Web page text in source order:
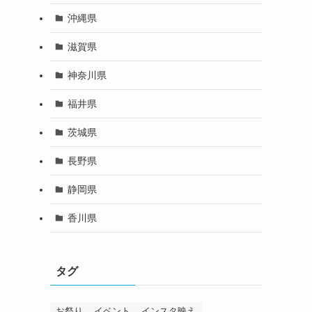
沖縄県
滋賀県
神奈川県
福井県
茨城県
長野県
静岡県
香川県
タグ